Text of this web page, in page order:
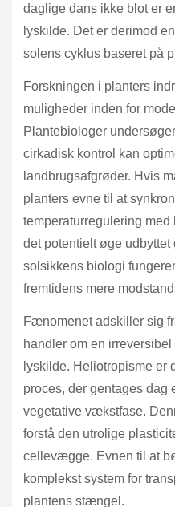
daglige dans ikke blot er
lyskilde. Det er derimod
solens cyklus baseret på
Forskningen i planters
muligheder inden for
Plantebiologer
cirkadisk kontrol kan
landbrugsafgrøder. Hvis
planters evne til at
temperaturregulering
det potentielt øge
solsikkens biologi
fremtidens mere
Fænomenet adskiller sig
handler om en
lyskilde. Heliotropisme er
proces, der gentages dag
vegetative vækstfase.
forstå den utrolige
cellevægge. Evnen til at
komplekst system for
plantens stængel.